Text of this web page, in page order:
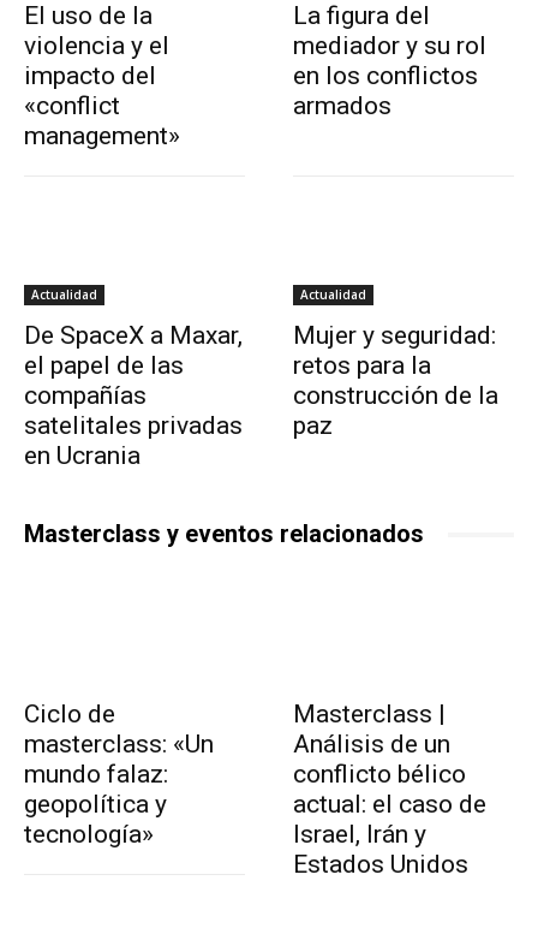
El uso de la
violencia y el
impacto del
«conflict
management»
La figura del
mediador y su rol
en los conflictos
armados
Actualidad
De SpaceX a Maxar,
el papel de las
compañías
satelitales privadas
en Ucrania
Actualidad
Mujer y seguridad:
retos para la
construcción de la
paz
Masterclass y eventos relacionados
Ciclo de
masterclass: «Un
mundo falaz:
geopolítica y
tecnología»
Masterclass |
Análisis de un
conflicto bélico
actual: el caso de
Israel, Irán y
Estados Unidos